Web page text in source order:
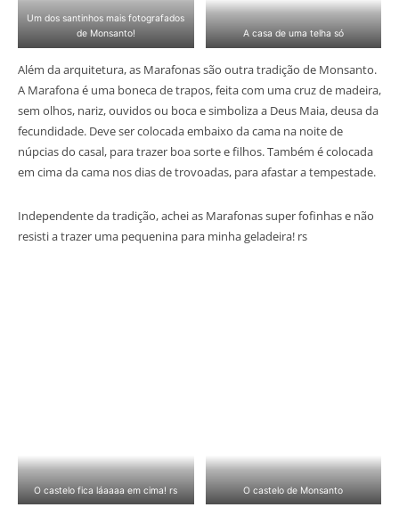
Um dos santinhos mais fotografados
de Monsanto!
A casa de uma telha só
Além da arquitetura, as Marafonas são outra tradição de Monsanto.
A Marafona é uma boneca de trapos, feita com uma cruz de madeira,
sem olhos, nariz, ouvidos ou boca e simboliza a Deus Maia, deusa da
fecundidade. Deve ser colocada embaixo da cama na noite de
núpcias do casal, para trazer boa sorte e filhos. Também é colocada
em cima da cama nos dias de trovoadas, para afastar a tempestade.
Independente da tradição, achei as Marafonas super fofinhas e não
resisti a trazer uma pequenina para minha geladeira! rs
O castelo fica láaaaa em cima! rs O castelo de Monsanto